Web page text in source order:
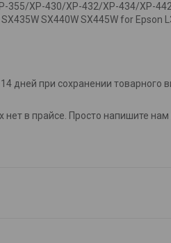
355/XP-430/XP-432/XP-434/XP-
SX440W SX445W for Epson
дней при сохранении товарного
нет в прайсе. Просто напишите нам